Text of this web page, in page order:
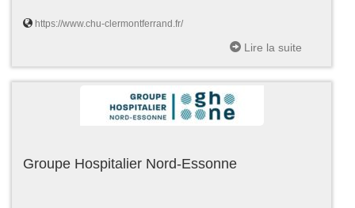
https://www.chu-clermontferrand.fr/
Lire la suite
Groupe Hospitalier Nord-Essonne